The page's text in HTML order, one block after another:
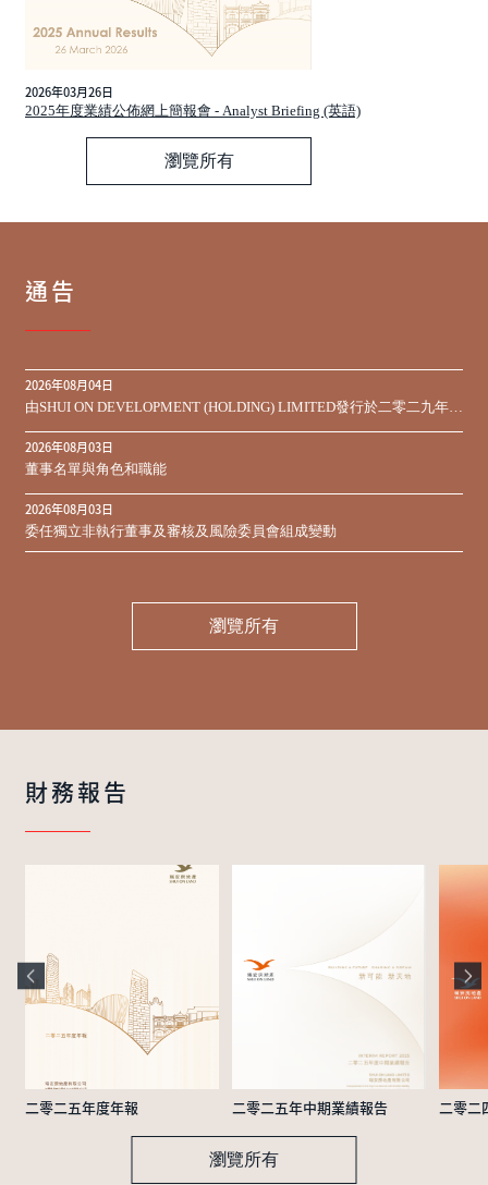
2026年03月26日
2025年度業績公佈網上簡報會 - Analyst Briefing (英語)
瀏覽所有
通告
2026年08月04日
由SHUI ON DEVELOPMENT (HOLDING) LIMITED發行於二零二九年到
期之450,000,000美元9.75%優先票據之同意徵求於屆滿期限前收到的
同意結果
2026年08月03日
董事名單與角色和職能
2026年08月03日
委任獨立非執行董事及審核及風險委員會組成變動
瀏覽所有
財務報告
二零二五年度年報 二零二五年中期業績報告 二零二
瀏覽所有